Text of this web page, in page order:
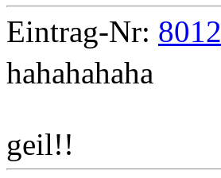
Eintrag-Nr: 8012
hahahahaha
geil!!